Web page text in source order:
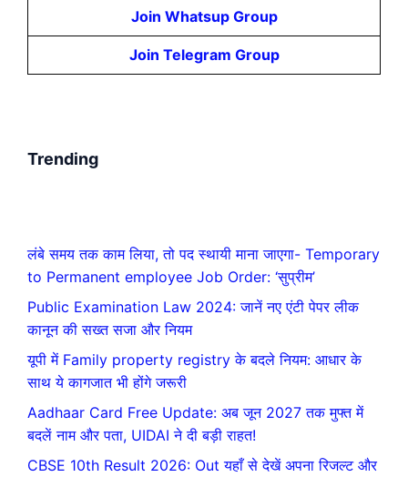
Join Whatsup Group
Join Telegram Group
Trending
लंबे समय तक काम लिया, तो पद स्थायी माना जाएगा- Temporary
to Permanent employee Job Order: ‘सुप्रीम’
Public Examination Law 2024: जानें नए एंटी पेपर लीक
कानून की सख्त सजा और नियम
यूपी में Family property registry के बदले नियम: आधार के
साथ ये कागजात भी होंगे जरूरी
Aadhaar Card Free Update: अब जून 2027 तक मुफ्त में
बदलें नाम और पता, UIDAI ने दी बड़ी राहत!
CBSE 10th Result 2026: Out यहाँ से देखें अपना रिजल्ट और